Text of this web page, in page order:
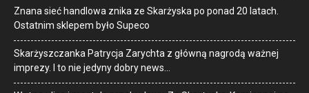
Znana sieć handlowa znika ze Skarżyska po ponad 20 latach.
Ostatnim sklepem było Supeco
Skarżyszczanka Patrycja Zarychta z główną nagrodą ważnej
imprezy. I to nie jedyny dobry news…